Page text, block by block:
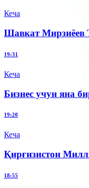
Кеча
Шавкат Мирзиёев
19:31
Кеча
Бизнес учун яна
19:20
Кеча
Қирғизистон
18:55